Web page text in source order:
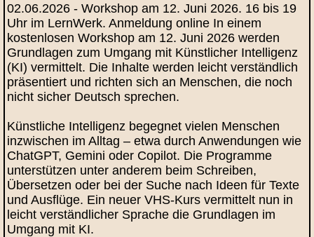
02.06.2026 - Workshop am 12. Juni 2026. 16 bis 19
Uhr im LernWerk. Anmeldung online In einem
kostenlosen Workshop am 12. Juni 2026 werden
Grundlagen zum Umgang mit Künstlicher Intelligenz
(KI) vermittelt. Die Inhalte werden leicht verständlich
präsentiert und richten sich an Menschen, die noch
nicht sicher Deutsch sprechen.
Künstliche Intelligenz begegnet vielen Menschen
inzwischen im Alltag – etwa durch Anwendungen wie
ChatGPT, Gemini oder Copilot. Die Programme
unterstützen unter anderem beim Schreiben,
Übersetzen oder bei der Suche nach Ideen für Texte
und Ausflüge. Ein neuer VHS-Kurs vermittelt nun in
leicht verständlicher Sprache die Grundlagen im
Umgang mit KI.